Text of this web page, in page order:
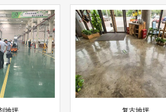
复古地坪
环氧地坪
查看详情
立即询问